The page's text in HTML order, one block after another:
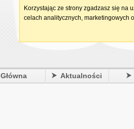
Główna Aktualności
Korzystając ze strony zgadzasz się na
celach analitycznych, marketingowych